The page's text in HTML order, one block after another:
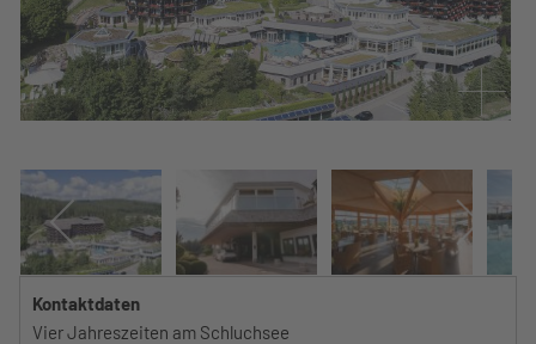
Kontaktdaten
Vier Jahreszeiten am Schluchsee